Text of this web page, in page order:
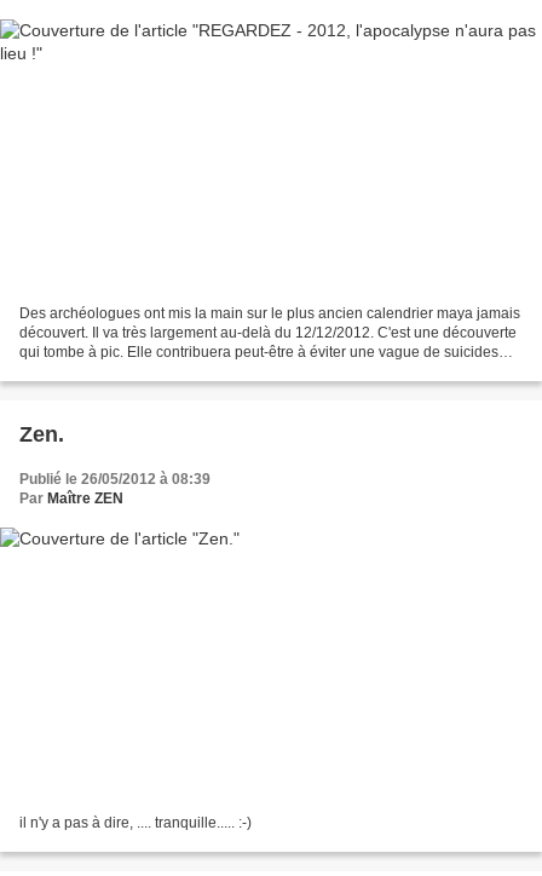
Des archéologues ont mis la main sur le plus ancien calendrier maya jamais
découvert. Il va très largement au-delà du 12/12/2012. C'est une découverte
qui tombe à pic. Elle contribuera peut-être à éviter une vague de suicides
Zen.
Publié le 26/05/2012 à 08:39
Par Maître ZEN
il n'y a pas à dire, .... tranquille..... :-)